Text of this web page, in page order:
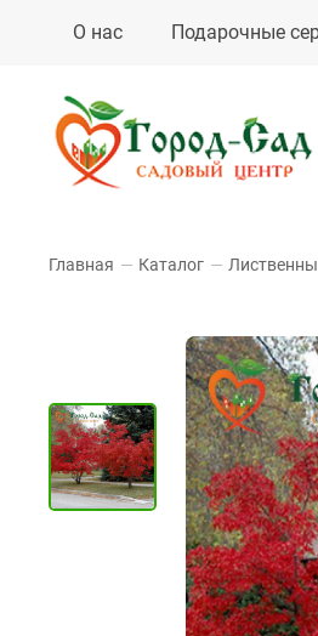
О нас Подарочные
Главная — Каталог —